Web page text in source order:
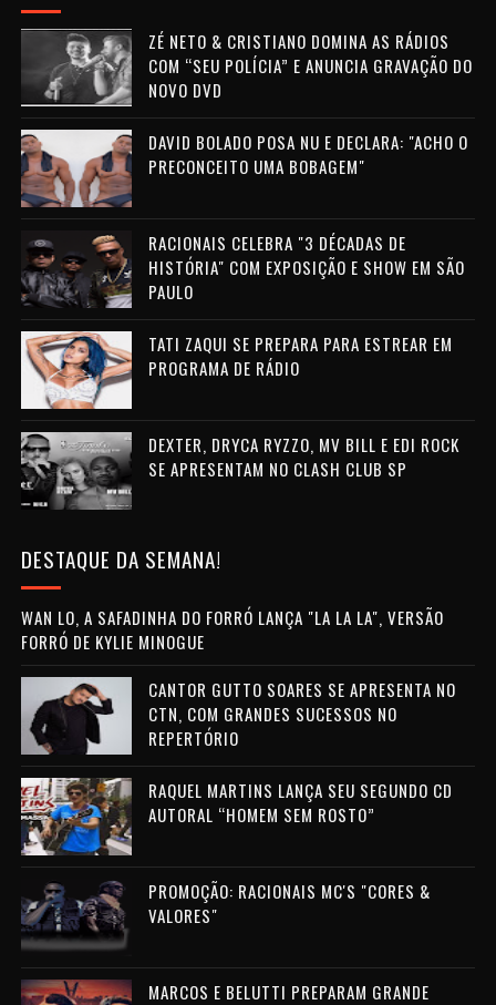
ZÉ NETO & CRISTIANO DOMINA AS RÁDIOS
COM “SEU POLÍCIA” E ANUNCIA GRAVAÇÃO DO
NOVO DVD
DAVID BOLADO POSA NU E DECLARA: "ACHO O
PRECONCEITO UMA BOBAGEM"
RACIONAIS CELEBRA "3 DÉCADAS DE
HISTÓRIA" COM EXPOSIÇÃO E SHOW EM SÃO
PAULO
TATI ZAQUI SE PREPARA PARA ESTREAR EM
PROGRAMA DE RÁDIO
DEXTER, DRYCA RYZZO, MV BILL E EDI ROCK
SE APRESENTAM NO CLASH CLUB SP
DESTAQUE DA SEMANA!
WAN LO, A SAFADINHA DO FORRÓ LANÇA "LA LA LA", VERSÃO
FORRÓ DE KYLIE MINOGUE
CANTOR GUTTO SOARES SE APRESENTA NO
CTN, COM GRANDES SUCESSOS NO
REPERTÓRIO
RAQUEL MARTINS LANÇA SEU SEGUNDO CD
AUTORAL “HOMEM SEM ROSTO”
PROMOÇÃO: RACIONAIS MC'S "CORES &
VALORES"
MARCOS E BELUTTI PREPARAM GRANDE